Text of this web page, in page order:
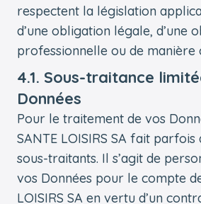
respectent la législation
d’une obligation légale, d’une
professionnelle ou de manière
4.1. Sous-traitance
Données
Pour le traitement de vos
SANTE LOISIRS SA fait parfois
sous-traitants. Il s’agit de
vos Données pour le compte
LOISIRS SA en vertu d’un